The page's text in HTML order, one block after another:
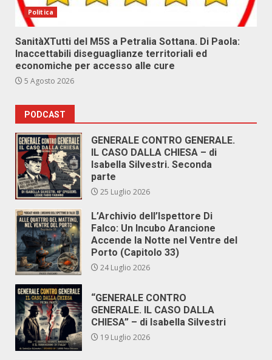
Politica
SanitàXTutti del M5S a Petralia Sottana. Di Paola:
Inaccettabili diseguaglianze territoriali ed
economiche per accesso alle cure
5 Agosto 2026
PODCAST
GENERALE CONTRO GENERALE.
IL CASO DALLA CHIESA – di
Isabella Silvestri. Seconda
parte
25 Luglio 2026
L’Archivio dell’Ispettore Di
Falco: Un Incubo Arancione
Accende la Notte nel Ventre del
Porto (Capitolo 33)
24 Luglio 2026
“GENERALE CONTRO
GENERALE. IL CASO DALLA
CHIESA” – di Isabella Silvestri
19 Luglio 2026